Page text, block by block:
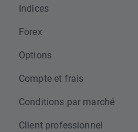
Indices
Forex
Options
Compte et frais
Conditions par marché
Client professionnel